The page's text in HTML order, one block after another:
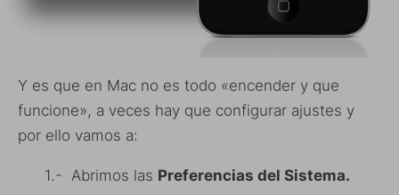
Y es que en Mac no es todo «encender y que
funcione», a veces hay que configurar ajustes y
por ello vamos a:
1.- Abrimos las Preferencias del Sistema.